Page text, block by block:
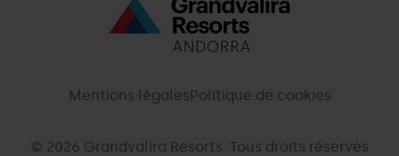
© 2026 Grandvalira Resorts. Tous droits réservés
-
palarinsal.com
Politique de cookies
Mentions légales